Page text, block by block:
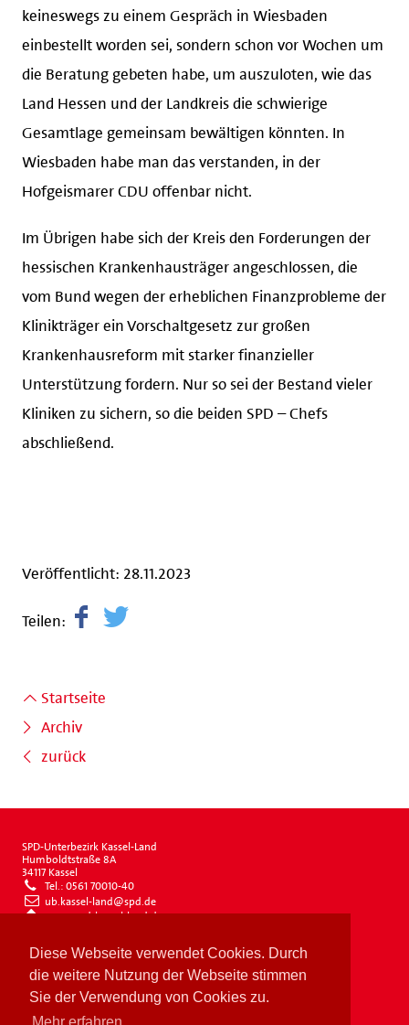
Diese Webseite verwendet Cookies. Durch
die weitere Nutzung der Webseite stimmen
Sie der Verwendung von Cookies zu.
keineswegs zu einem Gespräch in Wiesbaden
einbestellt worden sei, sondern schon vor Wochen um
die Beratung gebeten habe, um auszuloten, wie das
Land Hessen und der Landkreis die schwierige
Gesamtlage gemeinsam bewältigen könnten. In
Wiesbaden habe man das verstanden, in der
Hofgeismarer CDU offenbar nicht.
Im Übrigen habe sich der Kreis den Forderungen der
hessischen Krankenhausträger angeschlossen, die
vom Bund wegen der erheblichen Finanzprobleme der
Klinikträger ein Vorschaltgesetz zur großen
Krankenhausreform mit starker finanzieller
Unterstützung fordern. Nur so sei der Bestand vieler
Kliniken zu sichern, so die beiden SPD – Chefs
abschließend.
Veröffentlicht: 28.11.2023
Teilen:
Startseite
Archiv
zurück
SPD-Unterbezirk Kassel-Land
Humboldtstraße 8A
34117 Kassel
Tel.: 0561 70010-40
ub.kassel-land@spd.de
www.spd-kassel-land.de
Datenschutz